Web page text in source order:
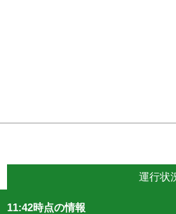
運行状
11:42時点の情報